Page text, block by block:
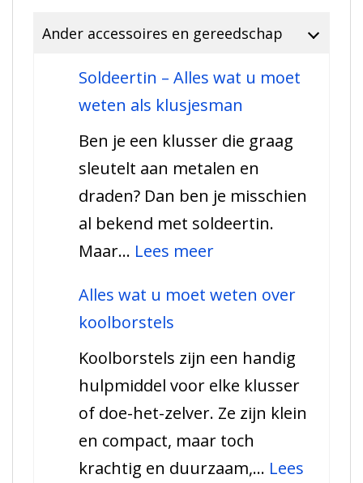
Ander accessoires en gereedschap
Soldeertin – Alles wat u moet
weten als klusjesman
Ben je een klusser die graag
sleutelt aan metalen en
draden? Dan ben je misschien
al bekend met soldeertin.
Maar… Lees meer:
–
wat
u
moet
weten
als
Alles wat u moet weten over
koolborstels
Koolborstels zijn een handig
hulpmiddel voor elke klusser
of doe-het-zelver. Ze zijn klein
en compact, maar toch
krachtig en duurzaam,… Lees